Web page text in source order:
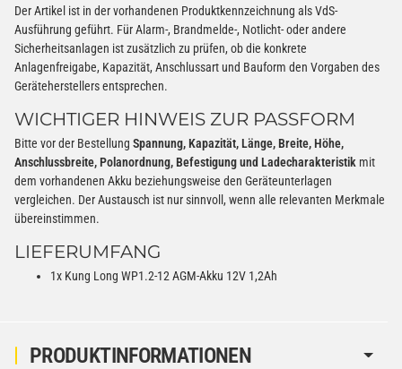
PRODUKTINFORMATIONEN
Der Artikel ist in der vorhandenen Produktkennzeichnung als VdS-
Ausführung geführt. Für Alarm-, Brandmelde-, Notlicht- oder andere
Sicherheitsanlagen ist zusätzlich zu prüfen, ob die konkrete
Anlagenfreigabe, Kapazität, Anschlussart und Bauform den Vorgaben des
Geräteherstellers entsprechen.
WICHTIGER HINWEIS ZUR PASSFORM
Bitte vor der Bestellung Spannung, Kapazität, Länge, Breite, Höhe,
Anschlussbreite, Polanordnung, Befestigung und Ladecharakteristik mit
dem vorhandenen Akku beziehungsweise den Geräteunterlagen
vergleichen. Der Austausch ist nur sinnvoll, wenn alle relevanten Merkmale
übereinstimmen.
LIEFERUMFANG
1x Kung Long WP1.2-12 AGM-Akku 12V 1,2Ah